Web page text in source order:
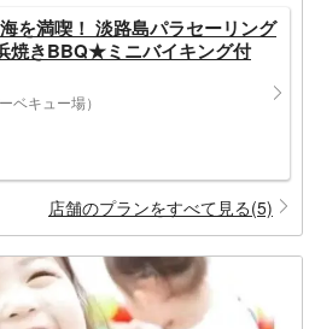
を満喫！ 淡路島パラセーリング
焼きBBQ★ミニバイキング付
ベキュー場）
店舗のプランをすべて見る(5)